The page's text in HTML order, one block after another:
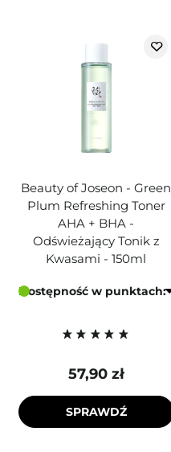
Beauty of Joseon - Green
Plum Refreshing Toner
AHA + BHA -
Odświeżający Tonik z
Kwasami - 150ml
Dostępność w punktach:
57,90 zł
SPRAWDŹ